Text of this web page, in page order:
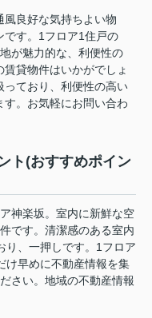
風良好な気持ちよい物
です。1フロア1住戸の
が魅力的な、利便性の
貸物件はいかがでしょ
っており、利便性の高い
。お気軽にお問い合わ
ト(おすすめポイン
神楽坂。室内に新鮮な空
です。清潔感のある室内
り、一押しです。1フロア
け早めに不動産情報を集
さい。地域の不動産情報